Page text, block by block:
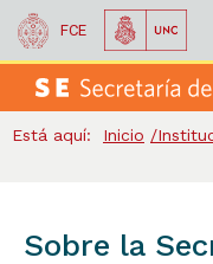
FCE
Está aquí: Inicio
Sobre la